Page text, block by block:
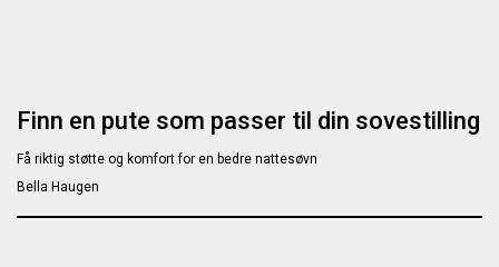
Finn en pute som passer til din sovestilling
Få riktig støtte og komfort for en bedre nattesøvn
Bella Haugen